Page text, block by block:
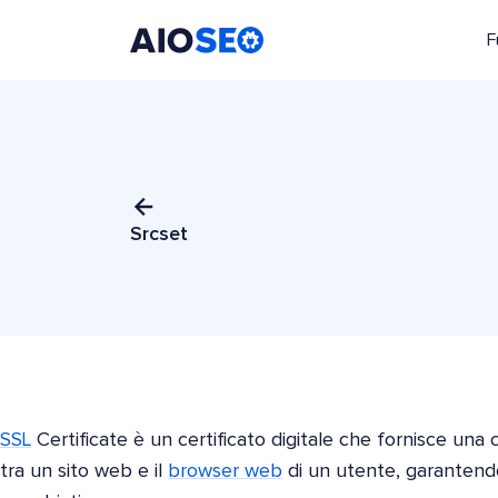
Srcset
SSL Certificate è un certificato digitale che fornisce una
tra un sito web e il
browser web di un utente,